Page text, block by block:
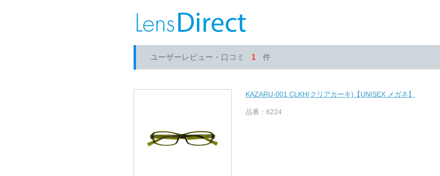
ユーザーレビュー・口コミ 1 件
KAZARU-001 CLKH(クリアカーキ)【UNISEX メガネ】
品番：6224